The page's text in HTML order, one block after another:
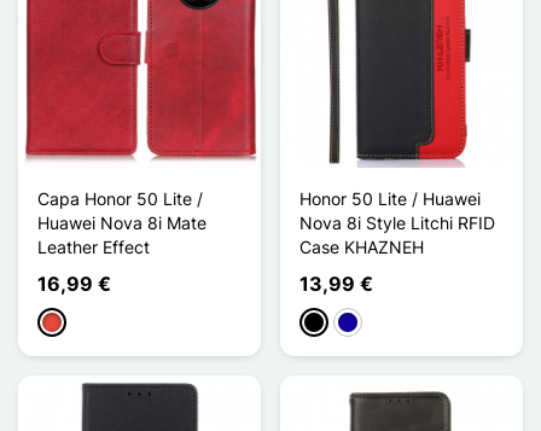
Capa Honor 50 Lite /
Huawei Nova 8i Mate
Leather Effect
16,99 €
Vermelho
Honor 50 Lite / Huawei
Nova 8i Style Litchi RFID
Case KHAZNEH
13,99 €
PretoAzul Escuro